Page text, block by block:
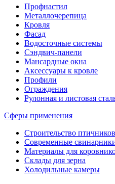
Профнастил
Металлочерепица
Кровля
Фасад
Водосточные системы
Сэндвич-панели
Мансардные окна
Аксессуары к кровле
Профили
Ограждения
Рулонная и листовая
Сферы применения
Строительство птичников
Современные
Материалы для
Склады для зерна
Холодильные камеры